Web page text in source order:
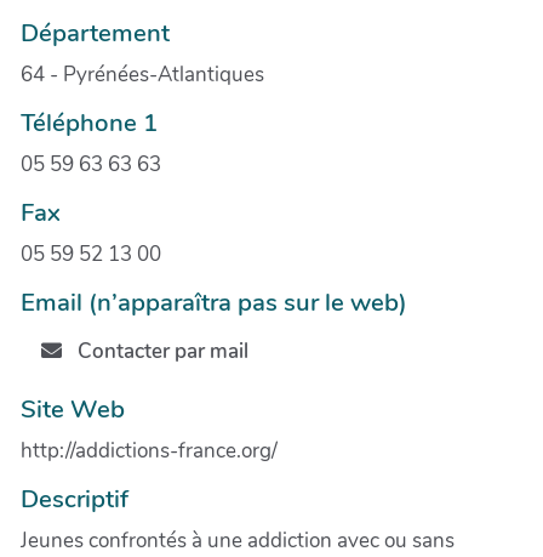
Département
64 - Pyrénées-Atlantiques
Téléphone 1
05 59 63 63 63
Fax
05 59 52 13 00
Email (n’apparaîtra pas sur le web)
Contacter par mail
Site Web
http://addictions-france.org/
Descriptif
Jeunes confrontés à une addiction avec ou sans